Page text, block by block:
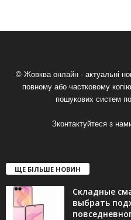
© Жовква онлайн - актуальні
повному або частковому
пошукових систем
Зконтактуйтеся з
ЩЕ БІЛЬШЕ НОВИН
Складные
выбрать